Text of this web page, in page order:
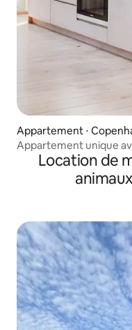
Appartement ⋅
Appartement unique
Location de